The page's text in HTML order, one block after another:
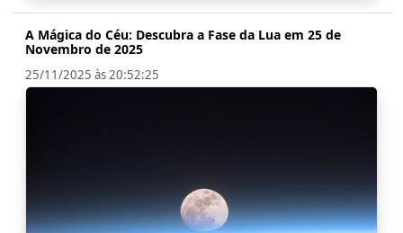
A Mágica do Céu: Descubra a Fase da Lua em 25 de
Novembro de 2025
25/11/2025 às 20:52:25